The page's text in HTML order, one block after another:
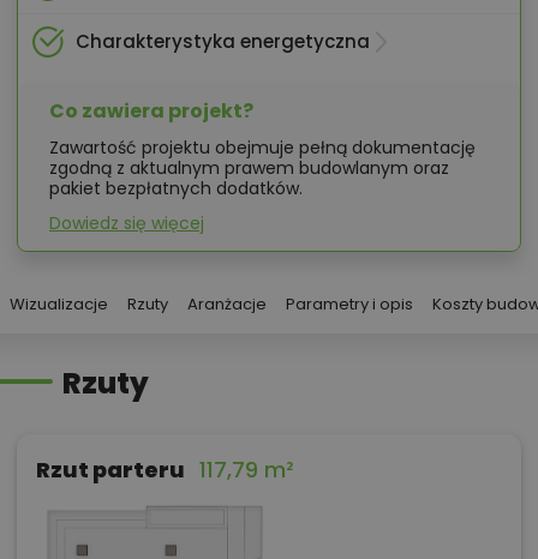
Charakterystyka energetyczna
Co zawiera projekt?
Zawartość projektu obejmuje pełną dokumentację
zgodną z aktualnym prawem budowlanym oraz
pakiet bezpłatnych dodatków.
Dowiedz się więcej
Wizualizacje Rzuty Aranżacje Parametry i opis Koszty
Rzuty
Rzut parteru 117,79 m²